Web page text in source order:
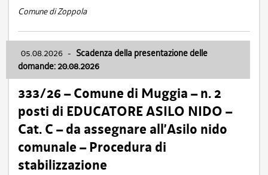
Comune di Zoppola
05.08.2026 - Scadenza della presentazione delle
domande: 20.08.2026
333/26 – Comune di Muggia – n. 2
posti di EDUCATORE ASILO NIDO –
Cat. C – da assegnare all’Asilo nido
comunale – Procedura di
stabilizzazione